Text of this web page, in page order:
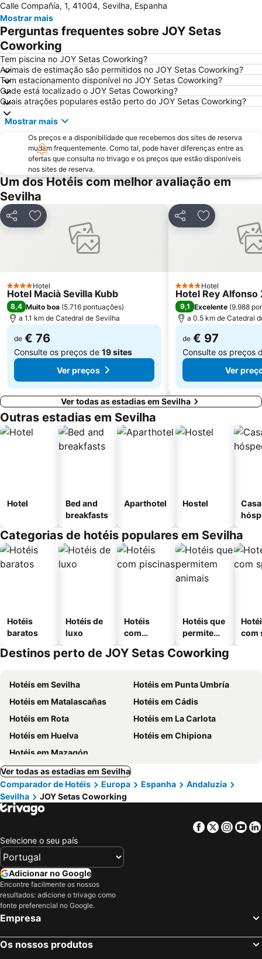
Nervión
Alameda de Hércules
Metro Centro
Plaza de Armas
Praça de touros Maestranza
Centro de las Artes de Sevilla
Macarena Tres Huertas
Estación de Santa Justa
Benito Villamarín Stadium
Triana Oeste
Aeropuerto Viejo
Estadio Olímpico
Ponte de Triana
Real Alcazar
Firenze
Zodiaco
Giralda
Semana Santa
Parque de Maria Luísa
Fibes Sevilla Kongresscenter
Plaza Nueva
Estadio Ramón Sánchez Pizjuán
Prefeitura de Sevilha
Itálica ciudad romana
Monasterio de La Cartuja
Reserva de Animales exóticos Castillo de las Guardas
Torre do Ouro
Basilica da Macarena
Palacio de Congresos y exposiciones de Sevilla
Calle Compañía, 1, 41004, Sevilha, Espanha
Mostrar mais
Perguntas frequentes sobre JOY Setas
Coworking
Tem piscina no JOY Setas Coworking?
Animais de estimação são permitidos no JOY Setas Coworking?
Tem estacionamento disponível no JOY Setas Coworking?
Onde está localizado o JOY Setas Coworking?
Quais atrações populares estão perto do JOY Setas Coworking?
Mostrar mais
Os preços e a disponibilidade que recebemos dos sites de reserva
mudam frequentemente. Como tal, pode haver diferenças entre as
ofertas que consulta no trivago e os preços que estão disponíveis
nos sites de reserva.
Um dos Hotéis com melhor avaliação em
Sevilha
PartilharAdicionar aos favoritos
4 Estrelas
Hotel
Hotel Macià Sevilla Kubb
8,4 Muito boa (5.716 pontuações)
a 1.1 km de Catedral de Sevilha
de € 76
Consulte os preços de 19 sites
Ver preços
PartilharAdicionar
4 Estrelas
Hotel
Hotel Rey Alfonso
9,1 Excelente (9.988
a 0.5 km de Catedral
de € 97
Consulte os preços
Ver
Ver todas as estadias em Sevilha
Outras estadias em Sevilha
Hotel
Bed and
breakfasts
Aparthotel Hostel
Categorias de hotéis populares em Sevilha
Hotéis
baratos
Hotéis de
luxo
Hotéis
com
Hotéis que
permitem
com
Destinos perto de JOY Setas Coworking
Hotéis em Sevilha
Hotéis em Punta Umbría
Hotéis em Matalascañas
Hotéis em Cádis
Hotéis em Rota
Hotéis em La Carlota
Hotéis em Huelva
Hotéis em Chipiona
Hotéis em Mazagón
Ver todas as estadias em Sevilha
Comparador de Hotéis
Europa Espanha
Andaluzia
Sevilha
JOY Setas Coworking
Facebook
Twitter
Selecione o seu país
Adicionar no Google
Encontre facilmente os nossos
resultados: adicione o trivago como
fonte preferencial no Google.
Empresa
Os nossos produtos